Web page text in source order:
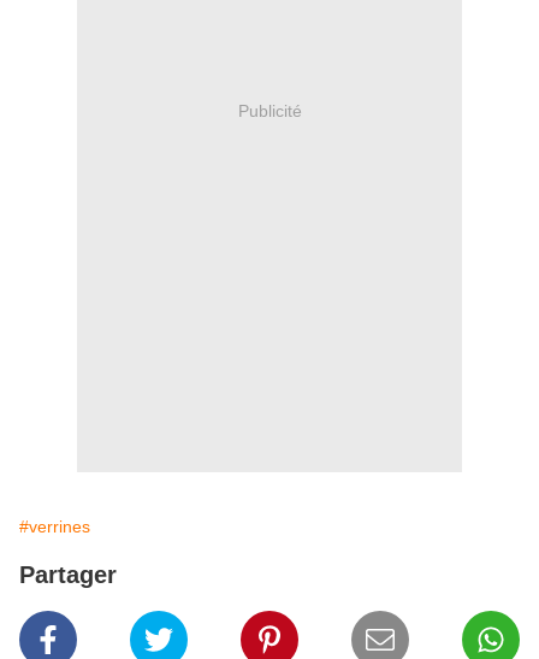
Publicité
#verrines
Partager